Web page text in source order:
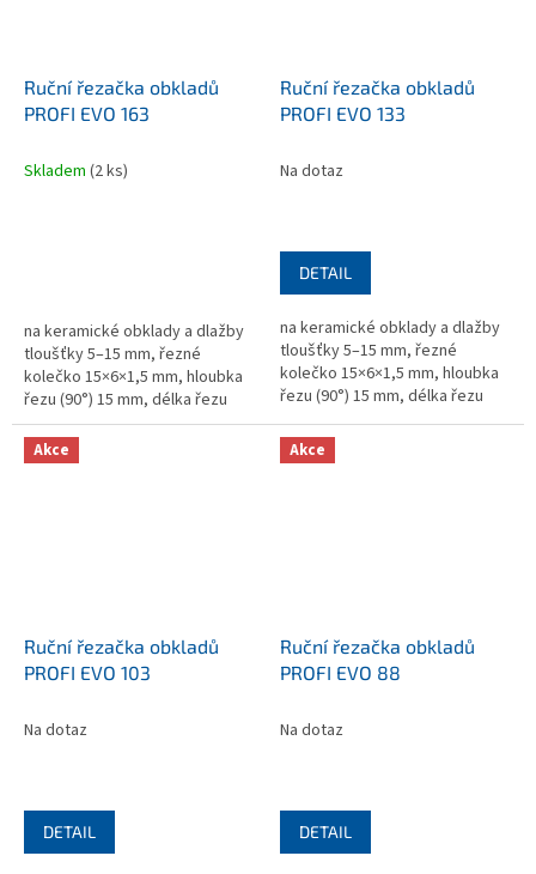
Ruční řezačka obkladů
PROFI EVO 163
Skladem (2 ks)
na keramické obklady a dlažby
tloušťky 5–15 mm, řezné
kolečko 15×6×1,5 mm, hloubka
řezu (90°) 15 mm, délka řezu
1630 mm, rozměry
1996x295x280 mm, hmotnost
19,9 kg
Ruční řezačka obkladů
PROFI EVO 133
Na dotaz
DETAIL
na keramické obklady a dlažby
tloušťky 5–15 mm, řezné
kolečko 15×6×1,5 mm, hloubka
řezu (90°) 15 mm, délka řezu
1330 mm, rozměry
1704x295x280 mm, hmotnost 17
kg
Akce
Ruční řezačka obkladů
PROFI EVO 103
Na dotaz
DETAIL
Akce
Ruční řezačka obkladů
PROFI EVO 88
Na dotaz
DETAIL